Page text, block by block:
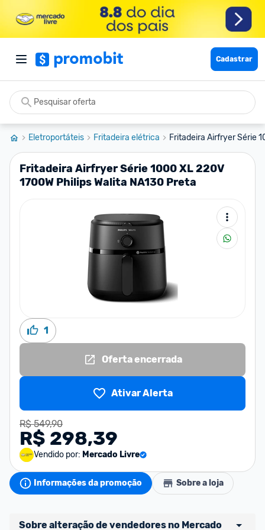
Cadastrar
Eletroportáteis Fritadeira elétrica Fritadeira Airfryer Série
Fritadeira Airfryer Série 1000 XL 220V
1700W Philips Walita NA130 Preta
1
Oferta encerrada
Ativar Alerta
R$ 549,90
R$ 298,39
Vendido por: Mercado Livre
Informações da promoção Sobre a loja
Sobre alteração de vendedores no Mercado